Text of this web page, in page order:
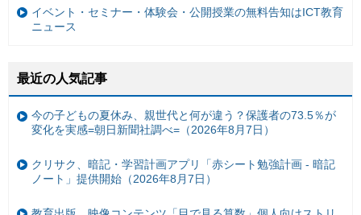
イベント・セミナー・体験会・公開授業の無料告知はICT教育
ニュース
最近の人気記事
今の子どもの夏休み、親世代と何が違う？保護者の73.5％が
変化を実感=朝日新聞社調べ=（2026年8月7日）
クリサク、暗記・学習計画アプリ「赤シート勉強計画 - 暗記
ノート」提供開始（2026年8月7日）